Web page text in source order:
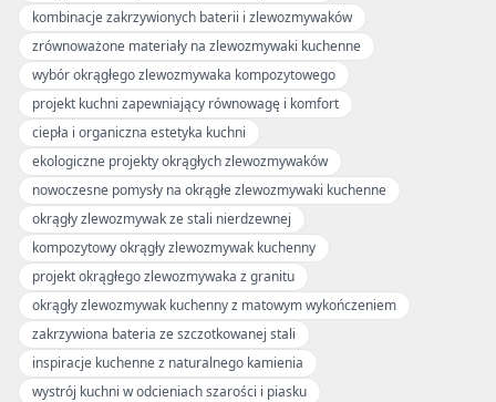
kombinacje zakrzywionych baterii i zlewozmywaków
zrównoważone materiały na zlewozmywaki kuchenne
wybór okrągłego zlewozmywaka kompozytowego
projekt kuchni zapewniający równowagę i komfort
ciepła i organiczna estetyka kuchni
ekologiczne projekty okrągłych zlewozmywaków
nowoczesne pomysły na okrągłe zlewozmywaki kuchenne
okrągły zlewozmywak ze stali nierdzewnej
kompozytowy okrągły zlewozmywak kuchenny
projekt okrągłego zlewozmywaka z granitu
okrągły zlewozmywak kuchenny z matowym wykończeniem
zakrzywiona bateria ze szczotkowanej stali
inspiracje kuchenne z naturalnego kamienia
wystrój kuchni w odcieniach szarości i piasku